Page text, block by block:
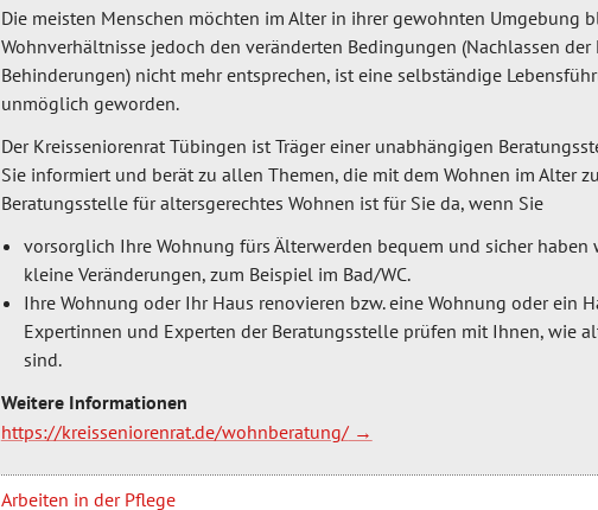
Die meisten Menschen möchten im Alter in ihrer gewohnten Umgebung
Wohnverhältnisse jedoch den veränderten Bedingungen (Nachlassen der
Behinderungen) nicht mehr entsprechen, ist eine selbständige
unmöglich geworden.
Der Kreisseniorenrat Tübingen ist Träger einer unabhängigen
Sie informiert und berät zu allen Themen, die mit dem Wohnen im Alter
Beratungsstelle für altersgerechtes Wohnen ist für Sie da, wenn Sie
vorsorglich Ihre Wohnung fürs Älterwerden bequem und sicher
kleine Veränderungen, zum Beispiel im Bad/WC.
Ihre Wohnung oder Ihr Haus renovieren bzw. eine Wohnung oder ein
Expertinnen und Experten der Beratungsstelle prüfen mit Ihnen, wie
sind.
Weitere Informationen
https://kreisseniorenrat.de/wohnberatung/
Arbeiten in der Pflege